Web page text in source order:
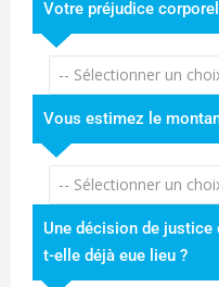
Votre préjudice
Vous estimez le
Une décision de
t-elle déjà eue lieu ?